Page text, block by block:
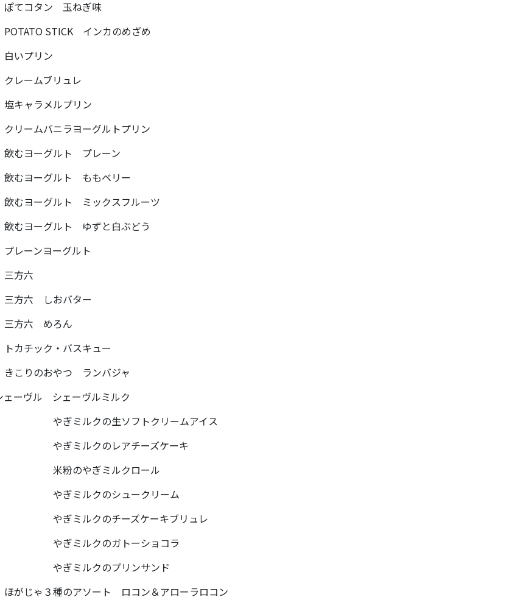
コタン 玉ねぎ味
STICK インカのめざめ
プリン
ームブリュレ
ラメルプリン
ムバニラヨーグルトプリン
ーグルト プレーン
ーグルト ももベリー
ーグルト ミックスフルーツ
ーグルト ゆずと白ぶどう
ンヨーグルト
方六
六 しおバター
六 めろん
ック・バスキュー
のおやつ ランバジャ
ェーヴル シェーヴルミルク
ミルクの生ソフトクリームアイス
ミルクのレアチーズケーキ
粉のやぎミルクロール
ミルクのシュークリーム
ミルクのチーズケーキブリュレ
ミルクのガトーショコラ
ミルクのプリンサンド
がじゃ３種のアソート ロコン＆アローラロコン